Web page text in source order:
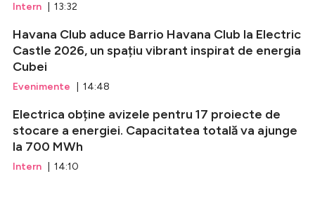
Intern | 13:32
Havana Club aduce Barrio Havana Club la Electric
Castle 2026, un spațiu vibrant inspirat de energia
Cubei
Evenimente | 14:48
Electrica obține avizele pentru 17 proiecte de
stocare a energiei. Capacitatea totală va ajunge
la 700 MWh
Intern | 14:10